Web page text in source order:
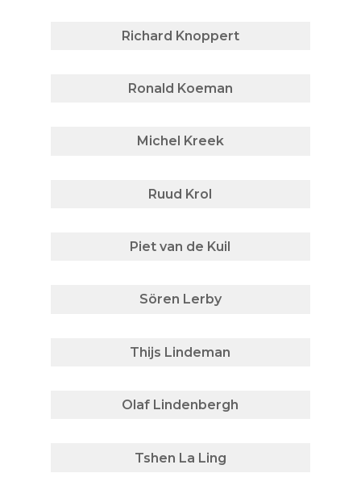
Richard Knoppert
Ronald Koeman
Michel Kreek
Ruud Krol
Piet van de Kuil
Sören Lerby
Thijs Lindeman
Olaf Lindenbergh
Tshen La Ling